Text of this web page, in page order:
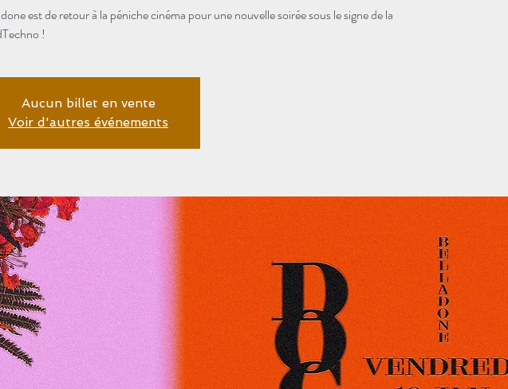
est de retour à la péniche cinéma pour une nouvelle soirée sous le signe de la
!
Aucun billet en vente
Voir d'autres événements